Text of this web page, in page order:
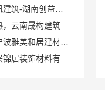
盘龙重钢装配式别墅保温隔热，云南晟构建筑建材有限公司品质之选
匠心施工家装施工对接渠道宁波雅美和居建材科技有限公司
南湖区高端装饰怎么样，嘉兴锦居装饰材料有限公司品质如何
福建尚艺空间新材料科技有限公司，泉州家装价格透明明细